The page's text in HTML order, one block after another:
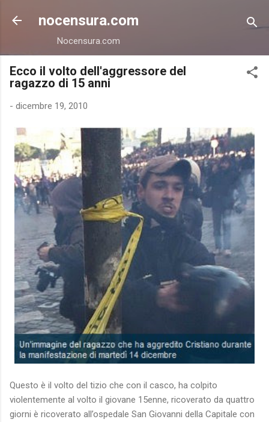
Passa ai contenuti principali
nocensura.com
Nocensura.com
Ecco il volto dell'aggressore del
ragazzo di 15 anni
- dicembre 19, 2010
Questo è il volto del tizio che con il casco, ha colpito
violentemente al volto il giovane 15enne, ricoverato da quattro
giorni è ricoverato all’ospedale San Giovanni della Capitale con